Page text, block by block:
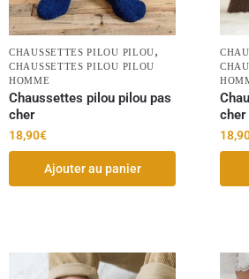
CHAUSSETTES PILOU PILOU,
CHAUSSETTES PILOU PILOU
HOMME
Chaussettes pilou pilou pas
cher
18,90€
Ajouter au panier
cher